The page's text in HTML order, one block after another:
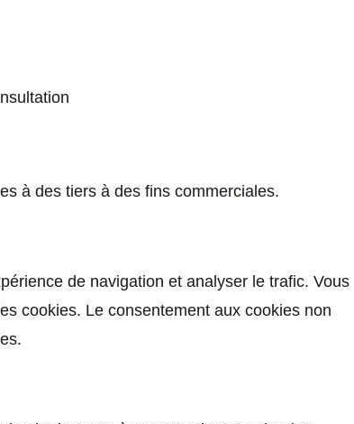
à des tiers à des fins commerciales.
de navigation et analyser le trafic. Vous
cookies. Le consentement aux cookies non